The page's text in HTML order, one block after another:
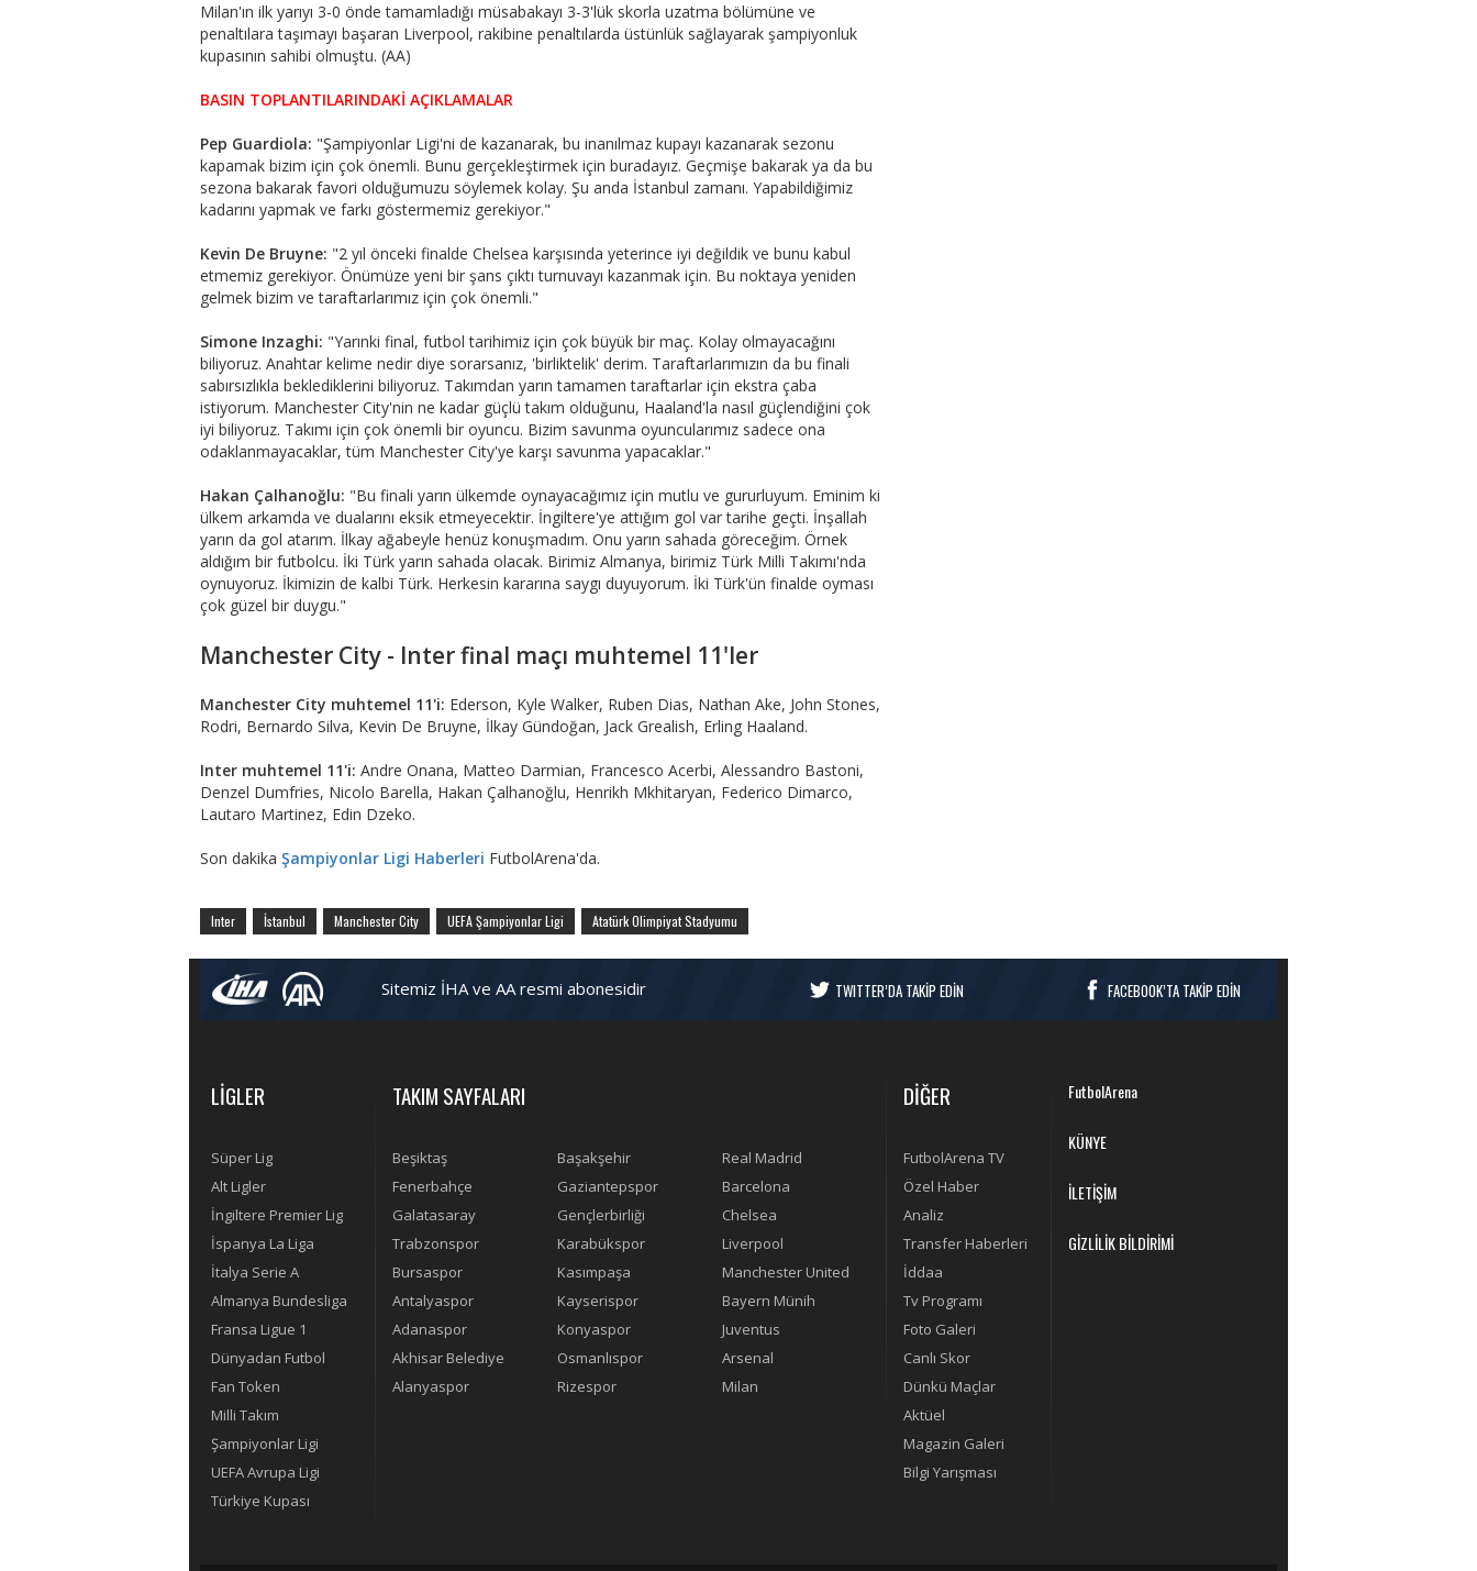
Milan'ın ilk yarıyı 3-0 önde tamamladığı müsabakayı 3-3'lük skorla uzatma bölümüne ve
penaltılara taşımayı başaran Liverpool, rakibine penaltılarda üstünlük sağlayarak şampiyonluk
kupasının sahibi olmuştu. (AA)
BASIN TOPLANTILARINDAKİ AÇIKLAMALAR
Pep Guardiola: "Şampiyonlar Ligi'ni de kazanarak, bu inanılmaz kupayı kazanarak sezonu
kapamak bizim için çok önemli. Bunu gerçekleştirmek için buradayız. Geçmişe bakarak ya da bu
sezona bakarak favori olduğumuzu söylemek kolay. Şu anda İstanbul zamanı. Yapabildiğimiz
kadarını yapmak ve farkı göstermemiz gerekiyor."
Kevin De Bruyne: "2 yıl önceki finalde Chelsea karşısında yeterince iyi değildik ve bunu kabul
etmemiz gerekiyor. Önümüze yeni bir şans çıktı turnuvayı kazanmak için. Bu noktaya yeniden
gelmek bizim ve taraftarlarımız için çok önemli."
Simone Inzaghi: "Yarınki final, futbol tarihimiz için çok büyük bir maç. Kolay olmayacağını
biliyoruz. Anahtar kelime nedir diye sorarsanız, 'birliktelik' derim. Taraftarlarımızın da bu finali
sabırsızlıkla beklediklerini biliyoruz. Takımdan yarın tamamen taraftarlar için ekstra çaba
istiyorum. Manchester City'nin ne kadar güçlü takım olduğunu, Haaland'la nasıl güçlendiğini çok
iyi biliyoruz. Takımı için çok önemli bir oyuncu. Bizim savunma oyuncularımız sadece ona
odaklanmayacaklar, tüm Manchester City'ye karşı savunma yapacaklar."
Hakan Çalhanoğlu: "Bu finali yarın ülkemde oynayacağımız için mutlu ve gururluyum. Eminim ki
ülkem arkamda ve dualarını eksik etmeyecektir. İngiltere'ye attığım gol var tarihe geçti. İnşallah
yarın da gol atarım. İlkay ağabeyle henüz konuşmadım. Onu yarın sahada göreceğim. Örnek
aldığım bir futbolcu. İki Türk yarın sahada olacak. Birimiz Almanya, birimiz Türk Milli Takımı'nda
oynuyoruz. İkimizin de kalbi Türk. Herkesin kararına saygı duyuyorum. İki Türk'ün finalde oyması
çok güzel bir duygu."
​​​​​​​Manchester City - Inter final maçı muhtemel 11'ler
Manchester City muhtemel 11'i: Ederson, Kyle Walker, Ruben Dias, Nathan Ake, John Stones,
Rodri, Bernardo Silva, Kevin De Bruyne, İlkay Gündoğan, Jack Grealish, Erling Haaland.
Inter muhtemel 11'i: Andre Onana, Matteo Darmian, Francesco Acerbi, Alessandro Bastoni,
Denzel Dumfries, Nicolo Barella, Hakan Çalhanoğlu, Henrikh Mkhitaryan, Federico Dimarco,
Lautaro Martinez, Edin Dzeko.
Son dakika Şampiyonlar Ligi Haberleri FutbolArena'da.
Inter İstanbul Manchester City UEFA Şampiyonlar Ligi Atatürk Olimpiyat Stadyumu
Sitemiz İHA ve AA resmi abonesidir TWITTER’DA TAKİP EDİN FACEBOOK’TA TAKİP EDİN
LİGLER
Süper Lig
Alt Ligler
İngiltere Premier Lig
İspanya La Liga
İtalya Serie A
Almanya Bundesliga
Fransa Ligue 1
Dünyadan Futbol
Fan Token
Milli Takım
Şampiyonlar Ligi
UEFA Avrupa Ligi
Türkiye Kupası
TAKIM SAYFALARI
Beşiktaş Başakşehir
Real Madrid
Fenerbahçe
Gaziantepspor
Barcelona
Galatasaray
Gençlerbirliği
Chelsea
Trabzonspor
Karabükspor
Liverpool
Bursaspor
Kasımpaşa
Manchester United
Antalyaspor
Kayserispor
Bayern Münih
Adanaspor
Konyaspor
Juventus
Akhisar Belediye
Osmanlıspor
Arsenal
Alanyaspor
Rizespor Milan
DİĞER
FutbolArena TV
Özel Haber
Analiz
Transfer Haberleri
İddaa
Tv Programı
Foto Galeri
Canlı Skor
Dünkü Maçlar
Aktüel
Magazin Galeri
Bilgi Yarışması
FutbolArena
KÜNYE
İLETİŞİM
GİZLİLİK BİLDİRİMİ